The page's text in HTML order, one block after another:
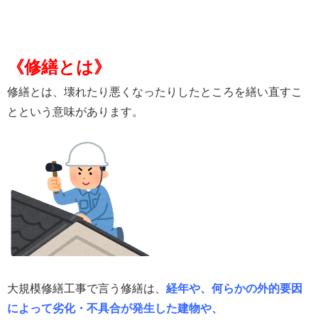
《修繕とは》
修繕とは、 壊れたり悪くなったりしたところを繕い直すこ
とという意味があります。
大規模修繕工事で言う修繕は、 経年や、何らかの外的要因
によって劣化・不具合が発生した建物や、